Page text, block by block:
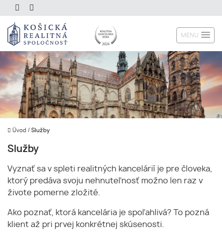
MENU
Úvod / Služby
Služby
Vyznať sa v spleti realitných kancelárií je pre človeka,
ktorý predáva svoju nehnuteľnosť možno len raz v
živote pomerne zložité.
Ako poznať, ktorá kancelária je spoľahlivá? To pozná
klient až pri prvej konkrétnej skúsenosti.